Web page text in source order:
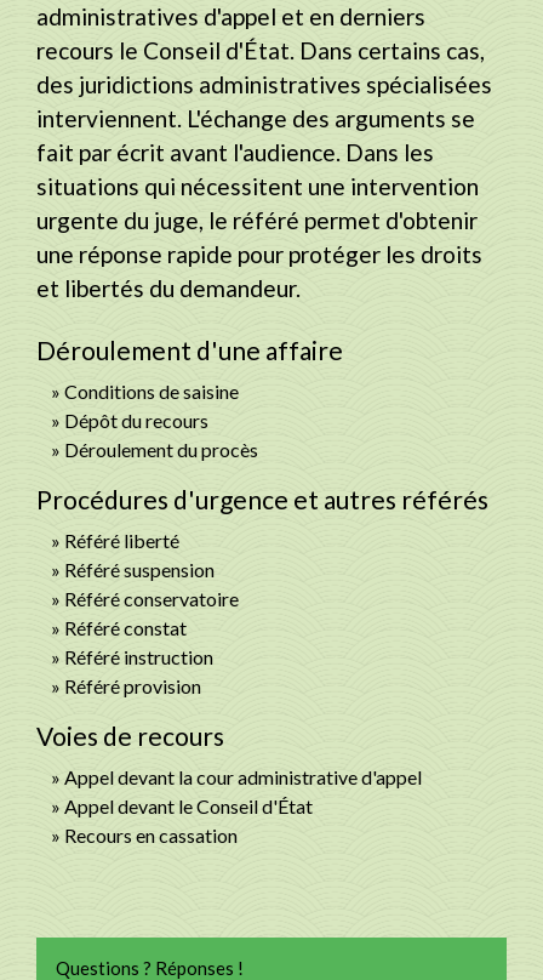
administratives d'appel et en derniers
recours le Conseil d'État. Dans certains cas,
des juridictions administratives spécialisées
interviennent. L'échange des arguments se
fait par écrit avant l'audience. Dans les
situations qui nécessitent une intervention
urgente du juge, le référé permet d'obtenir
une réponse rapide pour protéger les droits
et libertés du demandeur.
Déroulement d'une affaire
Conditions de saisine
Dépôt du recours
Déroulement du procès
Procédures d'urgence et autres référés
Référé liberté
Référé suspension
Référé conservatoire
Référé constat
Référé instruction
Référé provision
Voies de recours
Appel devant la cour administrative d'appel
Appel devant le Conseil d'État
Recours en cassation
Questions ? Réponses !